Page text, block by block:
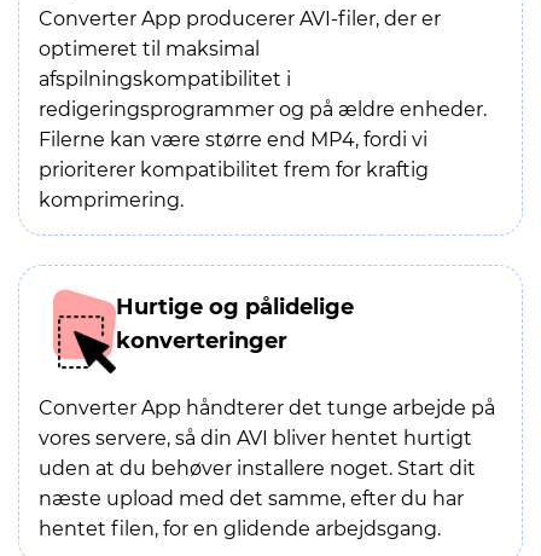
Converter App producerer AVI-filer, der er
optimeret til maksimal
afspilningskompatibilitet i
redigeringsprogrammer og på ældre enheder.
Filerne kan være større end MP4, fordi vi
prioriterer kompatibilitet frem for kraftig
komprimering.
Hurtige og pålidelige
konverteringer
Converter App håndterer det tunge arbejde på
vores servere, så din AVI bliver hentet hurtigt
uden at du behøver installere noget. Start dit
næste upload med det samme, efter du har
hentet filen, for en glidende arbejdsgang.